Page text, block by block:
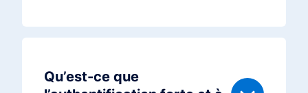
Qu’est-ce que